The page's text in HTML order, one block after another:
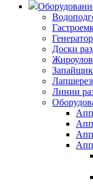
Доски
Линии